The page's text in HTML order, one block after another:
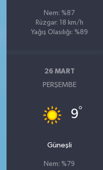
Nem: %87
Rüzgar: 18 km/h
Yağış Olasılığı: %89
26 MART
PERŞEMBE
9°
Güneşli
Nem: %79